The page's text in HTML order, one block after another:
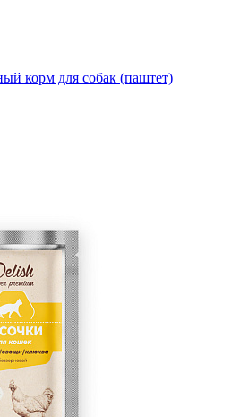
корм для собак (паштет)